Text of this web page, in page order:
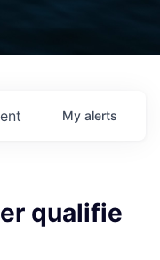
My alerts
qualifie